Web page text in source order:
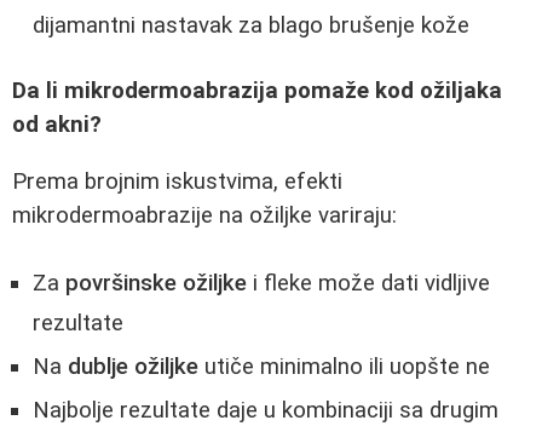
dijamantni nastavak za blago brušenje kože
Da li mikrodermoabrazija pomaže kod ožiljaka
od akni?
Prema brojnim iskustvima, efekti
mikrodermoabrazije na ožiljke variraju:
Za površinske ožiljke i fleke može dati vidljive
rezultate
Na dublje ožiljke utiče minimalno ili uopšte ne
Najbolje rezultate daje u kombinaciji sa drugim